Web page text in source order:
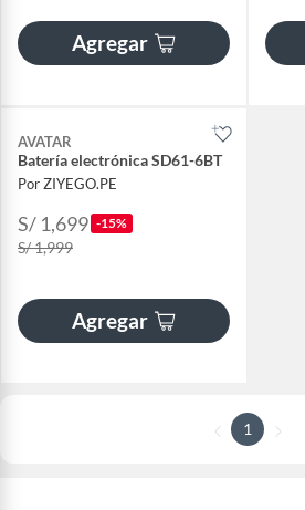
Agregar
AVATAR
Batería electrónica SD61-6BT
Por ZIYEGO.PE
S/ 1,699 -15%
S/ 1,999
Agregar
1